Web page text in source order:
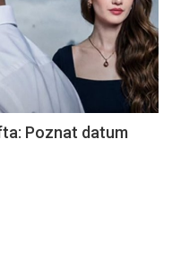
Poznat datum